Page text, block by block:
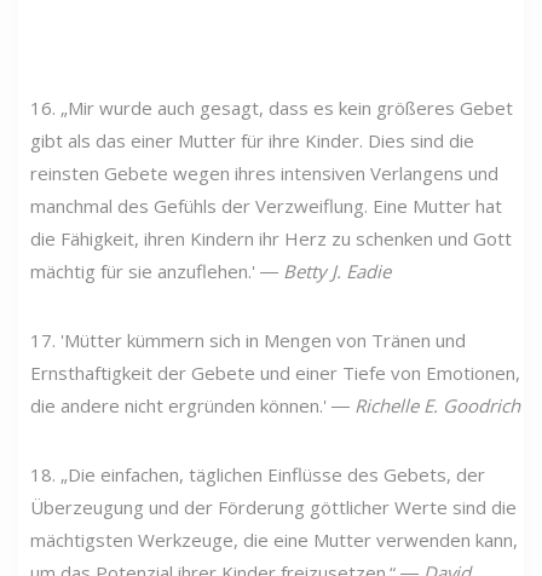
16. „Mir wurde auch gesagt, dass es kein größeres Gebet
gibt als das einer Mutter für ihre Kinder. Dies sind die
reinsten Gebete wegen ihres intensiven Verlangens und
manchmal des Gefühls der Verzweiflung. Eine Mutter hat
die Fähigkeit, ihren Kindern ihr Herz zu schenken und Gott
mächtig für sie anzuflehen.' ― Betty J. Eadie
17. 'Mütter kümmern sich in Mengen von Tränen und
Ernsthaftigkeit der Gebete und einer Tiefe von Emotionen,
die andere nicht ergründen können.' ― Richelle E. Goodrich
18. „Die einfachen, täglichen Einflüsse des Gebets, der
Überzeugung und der Förderung göttlicher Werte sind die
mächtigsten Werkzeuge, die eine Mutter verwenden kann,